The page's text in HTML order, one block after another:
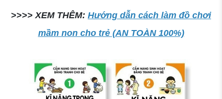
>>>> XEM THÊM: Hướng dẫn cách làm đồ chơi
mầm non cho trẻ (AN TOÀN 100%)